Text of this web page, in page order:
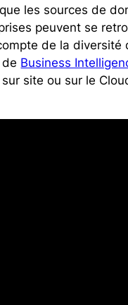
les sources de
peuvent se
de la diversité
Business
site ou sur le